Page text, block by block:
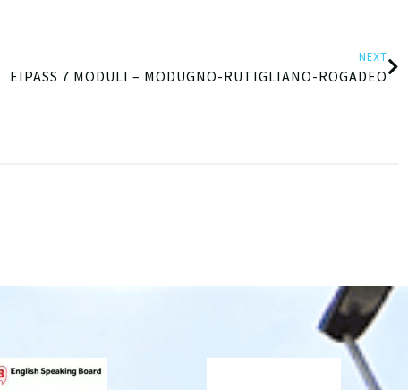
NEXT
EIPASS 7 MODULI – MODUGNO-RUTIGLIANO-ROGADEO